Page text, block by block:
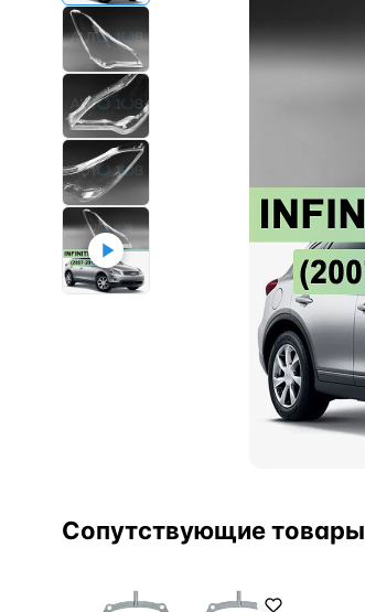
Сопутствующие товары